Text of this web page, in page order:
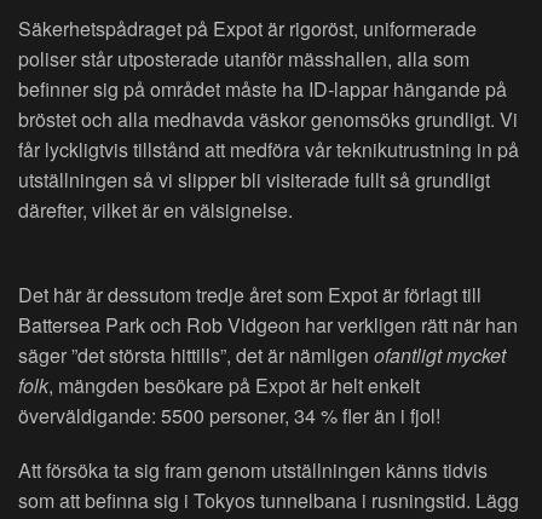
Säkerhetspådraget på Expot är rigoröst, uniformerade
poliser står utposterade utanför mässhallen, alla som
befinner sig på området måste ha ID-lappar hängande på
bröstet och alla medhavda väskor genomsöks grundligt. Vi
får lyckligtvis tillstånd att medföra vår teknikutrustning in på
utställningen så vi slipper bli visiterade fullt så grundligt
därefter, vilket är en välsignelse.
Det här är dessutom tredje året som Expot är förlagt till
Battersea Park och Rob Vidgeon har verkligen rätt när han
säger ”det största hittills”, det är nämligen ofantligt mycket
folk, mängden besökare på Expot är helt enkelt
överväldigande: 5500 personer, 34 % fler än i fjol!
Att försöka ta sig fram genom utställningen känns tidvis
som att befinna sig i Tokyos tunnelbana i rusningstid. Lägg